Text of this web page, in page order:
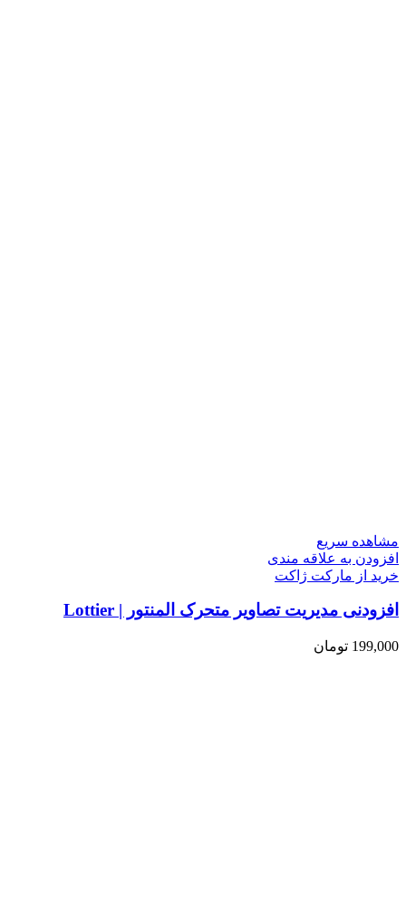
مشاهده سریع
افزودن به علاقه مندی
خرید از مارکت ژاکت
افزودنی مدیریت تصاویر متحرک المنتور | Lottier
199,000 تومان